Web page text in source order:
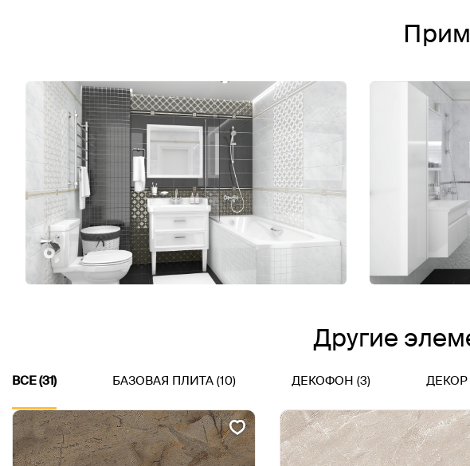
Другие
ВСЕ (31) БАЗОВАЯ ПЛИТА (10) ДЕКОФОН (3) ДЕКОР